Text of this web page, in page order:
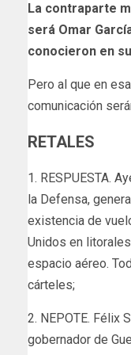
La contraparte
será Omar
conocieron en
Pero al que en
comunicación
RETALES
1. RESPUESTA.
la Defensa,
existencia de
Unidos en
espacio aéreo.
cárteles;
2. NEPOTE. Félix
gobernador de